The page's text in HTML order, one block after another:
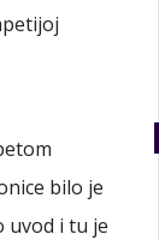
bilo je
uvod i tu je